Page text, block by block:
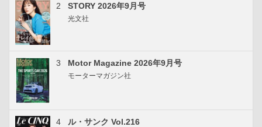
2 STORY 2026年9月号
光文社
3 Motor Magazine 2026年9月号
モーターマガジン社
4 ル・サンク Vol.216